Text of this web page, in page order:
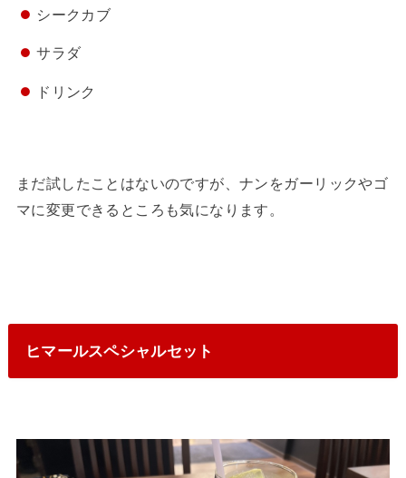
シークカブ
サラダ
ドリンク
まだ試したことはないのですが、ナンをガーリックやゴ
マに変更できるところも気になります。
ヒマールスペシャルセット